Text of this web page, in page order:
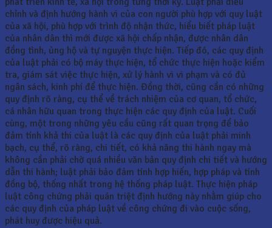
chỉnh và định hướng hành vi của con người phù hợp với quy luật
của xã hội, phù hợp với trình độ nhận thức, hiểu biết pháp luật
của nhân dân thì mới được xã hội chấp nhận, được nhân dân
đồng tình, ủng hộ và tự nguyện thực hiện. Tiếp đó, các quy định
của luật phải có bộ máy thực hiện, tổ chức thực hiện hoặc kiểm
tra, giám sát việc thực hiện, xử lý hành vi vi phạm và có đủ
ngân sách, kinh phí để thực hiện. Đồng thời, cũng cần có những
quy định rõ ràng, cụ thể về trách nhiệm của cơ quan, tổ chức,
cá nhân hữu quan trong thực hiện các quy định của luật. Cuối
cùng, một trong những yêu cầu cũng rất quan trọng để bảo
đảm tính khả thi của luật là các quy định của luật phải minh
bạch, cụ thể, rõ ràng, chi tiết, có khả năng thi hành ngay mà
không cần phải chờ quá nhiều văn bản quy định chi tiết và hướng
dẫn thi hành; luật phải bảo đảm tính hợp hiến, hợp pháp và tính
đồng bộ, thống nhất trong hệ thống pháp luật. Thực hiện pháp
luật công chứng phải quán triệt định hướng này nhằm giúp cho
các quy định của pháp luật về công chứng đi vào cuộc sống,
phát huy được hiệu quả.